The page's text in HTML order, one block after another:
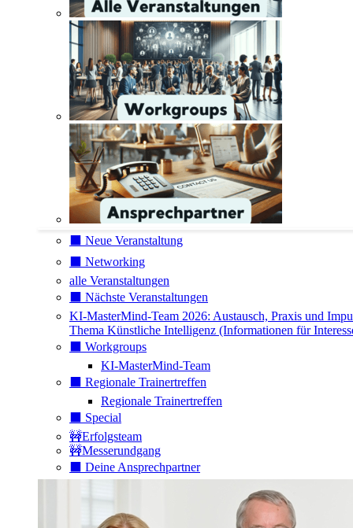
⬛️ Neue Veranstaltung
⬛️ Networking
alle Veranstaltungen
⬛️ Nächste Veranstaltungen
KI-MasterMind-Team 2026: Austausch, Praxis und
Thema Künstliche Intelligenz (Informationen für
⬛️ Workgroups
KI-MasterMind-Team
⬛️ Regionale Trainertreffen
Regionale Trainertreffen
⬛️ Special
🚧Erfolgsteam
🚧Messerundgang
⬛️ Deine Ansprechpartner